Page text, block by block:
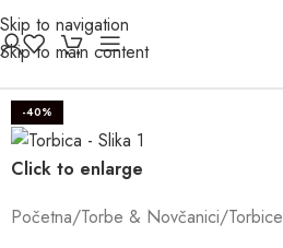
Skip to navigation
Skip to main content
-40%
Click to enlarge
Početna/Torbe & Novčanici/Torbice